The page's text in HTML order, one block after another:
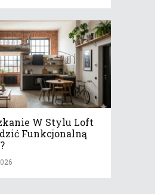
W Stylu Loft
Funkcjonalną